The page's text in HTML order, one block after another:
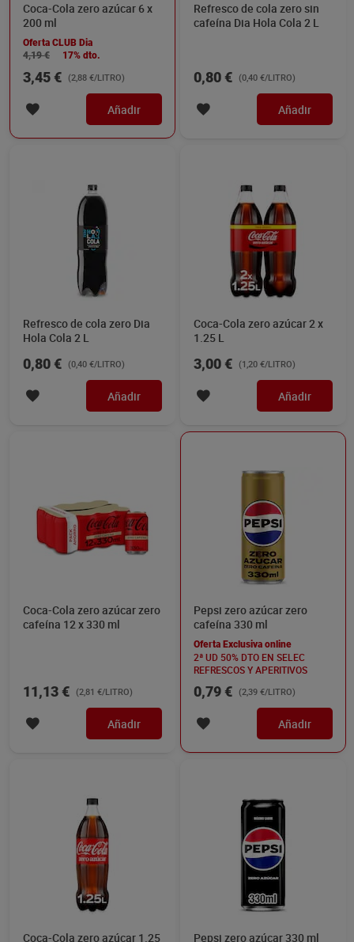
Coca-Cola zero azúcar 6 x
200 ml
Oferta CLUB Dia
4,19 €
17% dto.
3,45 € (2,88 €/LITRO)
Añadir
Refresco de cola zero sin
cafeína Dia Hola Cola 2 L
0,80 € (0,40 €/LITRO)
Añadir
Refresco de cola zero Dia
Hola Cola 2 L
0,80 € (0,40 €/LITRO)
Añadir
Coca-Cola zero azúcar 2 x
1.25 L
3,00 € (1,20 €/LITRO)
Añadir
Coca-Cola zero azúcar zero
cafeína 12 x 330 ml
11,13 € (2,81 €/LITRO)
Añadir
Pepsi zero azúcar zero
cafeína 330 ml
Oferta Exclusiva online
2ª UD 50% DTO EN SELEC
REFRESCOS Y APERITIVOS
0,79 € (2,39 €/LITRO)
Añadir
Coca-Cola zero azúcar 1.25 Pepsi zero azúcar 330 ml